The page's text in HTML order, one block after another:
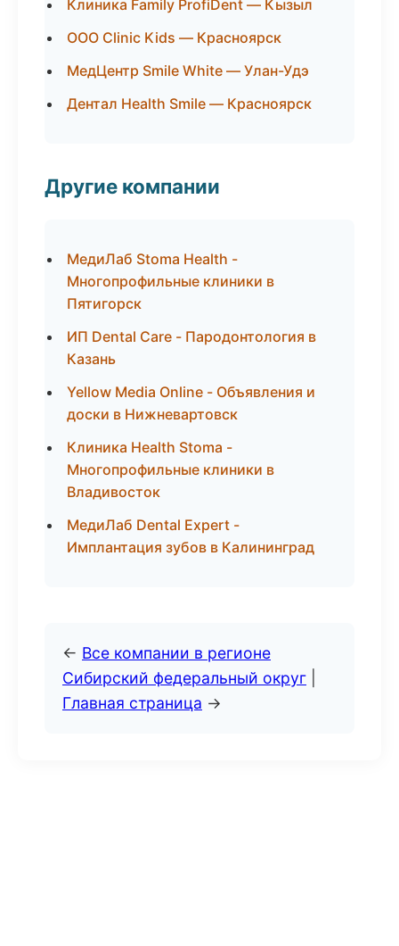
Клиника Family ProfiDent — Кызыл
ООО Clinic Kids — Красноярск
МедЦентр Smile White — Улан-Удэ
Дентал Health Smile — Красноярск
Другие компании
МедиЛаб Stoma Health -
Многопрофильные клиники в
Пятигорск
ИП Dental Care - Пародонтология в
Казань
Yellow Media Online - Объявления и
доски в Нижневартовск
Клиника Health Stoma -
Многопрофильные клиники в
Владивосток
МедиЛаб Dental Expert -
Имплантация зубов в Калининград
← Все компании в регионе
Сибирский федеральный округ
Главная страница →